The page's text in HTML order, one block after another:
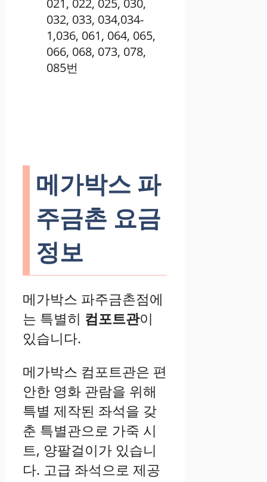
021, 022, 025, 030,
032, 033, 034,034-
1,036, 061, 064, 065,
066, 068, 073, 078,
085번
메가박스 파
주금촌 요금
정보
메가박스 파주금촌점에
는 특별히 컴포트관이
있습니다.
메가박스 컴포트관은 편
안한 영화 관람을 위해
특별 제작된 좌석을 갖
춘 특별관으로 가죽 시
트, 양팔걸이가 있습니
다. 고급 좌석으로 제공